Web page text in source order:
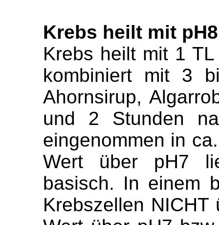
Krebs heilt mit
Krebs heilt mit 1
kombiniert mit 3
Ahornsirup,
und 2 Stunden
eingenommen in
Wert über pH7
basisch. In einem
Krebszellen